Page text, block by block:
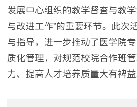
发展中心组织的教学督查与教
与改进工作”的重要环节。此次
与指导，进一步推动了医学院
质化管理，对规范校院合作班
力、提高人才培养质量大有裨益